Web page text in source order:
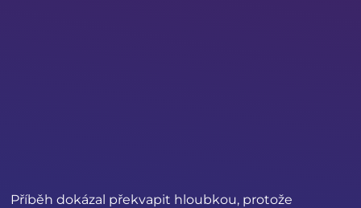
Příběh dokázal překvapit hloubkou, protože